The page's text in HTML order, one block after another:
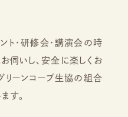
ト・研修会・講演会の時
伺いし、安全に楽しくお
リーンコープ生協の組合
す。